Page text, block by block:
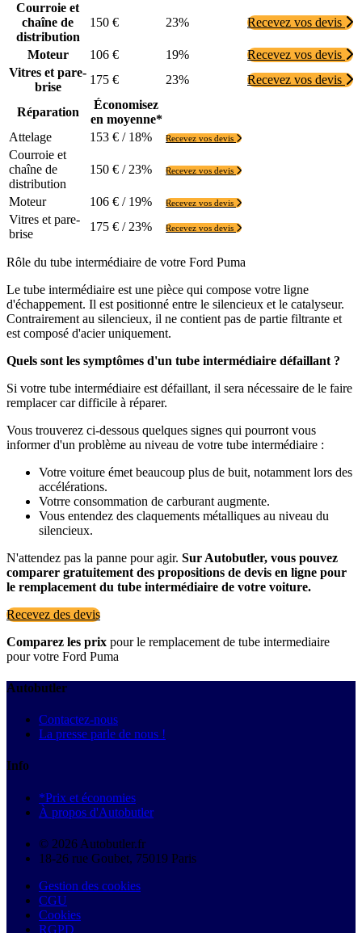
Courroie et
chaîne de
distribution
150 € 23% Recevez vos devis
Moteur 106 € 19%
Recevez vos devis
Vitres et pare-
brise
175 € 23% Recevez vos devis
Réparation
Économisez
en moyenne*
Attelage
153 € / 18% Recevez vos devis
Courroie et
chaîne de
distribution
150 € / 23% Recevez vos devis
Moteur 106 € / 19% Recevez vos devis
Vitres et pare-
brise
175 € / 23% Recevez vos devis
Rôle du tube intermédiaire de votre Ford Puma
Le tube intermédiaire est une pièce qui compose votre ligne
d'échappement. Il est positionné entre le silencieux et le catalyseur.
Contrairement au silencieux, il ne contient pas de partie filtrante et
est composé d'acier uniquement.
Quels sont les symptômes d'un tube intermédiaire défaillant ?
Si votre tube intermédiaire est défaillant, il sera nécessaire de le faire
remplacer car difficile à réparer.
Vous trouverez ci-dessous quelques signes qui pourront vous
informer d'un problème au niveau de votre tube intermédiaire :
Votre voiture émet beaucoup plus de buit, notamment lors des
accélérations.
Votrre consommation de carburant augmente.
Vous entendez des claquements métalliques au niveau du
silencieux.
N'attendez pas la panne pour agir. Sur Autobutler, vous pouvez
comparer gratuitement des propositions de devis en ligne pour
le remplacement du tube intermédiaire de votre voiture.
Recevez des devis
Comparez les prix pour le remplacement de tube intermediaire
pour votre Ford Puma
Autobutler
Contactez-nous
La presse parle de nous !
Info
*Prix et économies
À propos d'Autobutler
© 2026 Autobutler.fr
18-26 rue Goubet, 75019 Paris
Gestion des cookies
CGU
Cookies
RGPD